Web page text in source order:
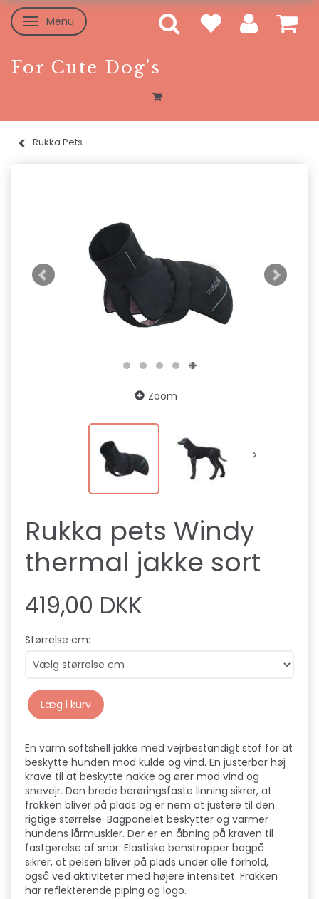
Skifte navigation
Menu
For Cute Dog's
Rukka Pets
Zoom
Rukka pets Windy
thermal jakke sort
419,00 DKK
Størrelse cm:
Læg i kurv
En varm softshell jakke med vejrbestandigt stof for at
beskytte hunden mod kulde og vind. En justerbar høj
krave til at beskytte nakke og ører mod vind og
snevejr. Den brede berøringsfaste linning sikrer, at
frakken bliver på plads og er nem at justere til den
rigtige størrelse. Bagpanelet beskytter og varmer
hundens lårmuskler. Der er en åbning på kraven til
fastgørelse af snor. Elastiske benstropper bagpå
sikrer, at pelsen bliver på plads under alle forhold,
også ved aktiviteter med højere intensitet. Frakken
har reflekterende piping og logo.